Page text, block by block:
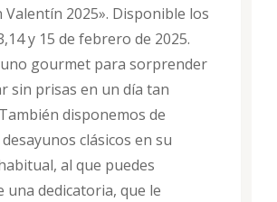
Valentín 2025». Disponible los
y 15 de febrero de 2025.
gourmet para sorprender
sin prisas en un día tan
disponemos de
clásicos en su
al que puedes
una dedicatoria, que le